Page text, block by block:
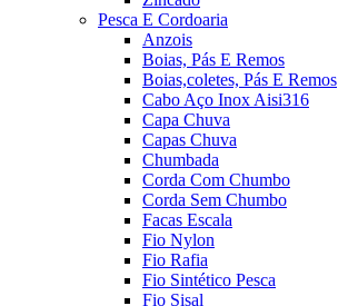
Pesca E Cordoaria
Anzois
Boias, Pás E Remos
Boias,coletes, Pás E Remos
Cabo Aço Inox Aisi316
Capa Chuva
Capas Chuva
Chumbada
Corda Com Chumbo
Corda Sem Chumbo
Facas Escala
Fio Nylon
Fio Rafia
Fio Sintético Pesca
Fio Sisal